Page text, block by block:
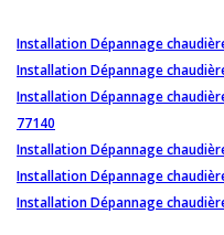
Installation Dépannage
Installation Dépannage
Installation Dépannage
77140
Installation Dépannage
Installation Dépannage
Installation Dépannage